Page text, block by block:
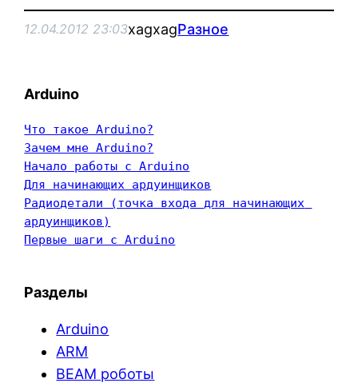
12.04.2012 23:03xagxagРазное
Arduino
Что такое Arduino?
Зачем мне Arduino?
Начало работы с Arduino
Для начинающих ардуинщиков
Радиодетали (точка входа для начинающих
ардуинщиков)
Первые шаги с Arduino
Разделы
Arduino
ARM
BEAM роботы